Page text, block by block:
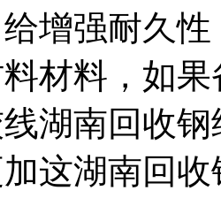
增强耐久
材料，如
湖南回收
这湖南回